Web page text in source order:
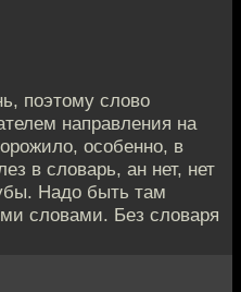
поэтому слово
направления на
особенно, в
в словарь, ан нет, нет
Надо быть там
словами. Без словаря